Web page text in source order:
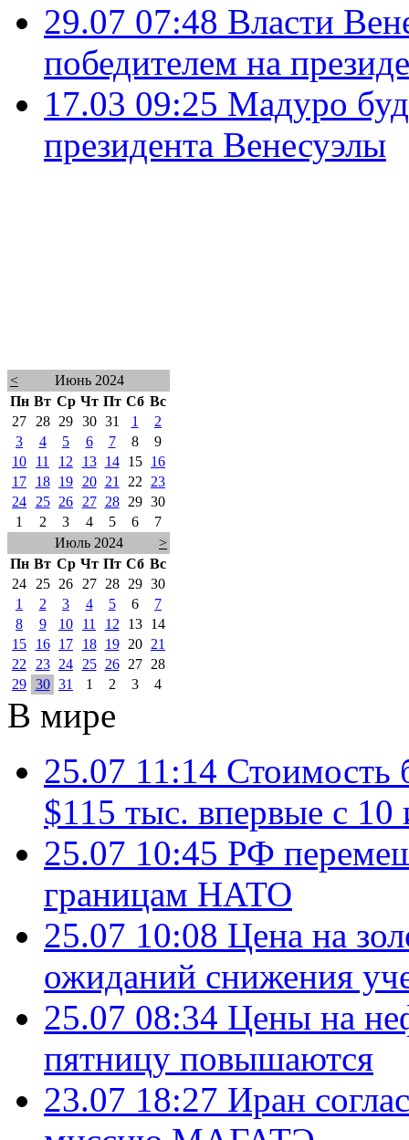
29.07 07:48 Власти
победителем на
17.03 09:25 Мадуро
президента Венесуэлы
<
Июнь 2024
Пн Вт Ср Чт Пт Сб Вс
27
28 29 30 31 1
2
3
4 5 6 7 8
9
10
11 12 13 14 15
16
17
18 19 20 21 22
23
24
25 26 27 28 29 30
1
2 3 4 5 6
7
Июль 2024
>
Пн Вт Ср Чт Пт Сб Вс
24
25 26 27 28 29 30
1
2 3 4 5 6
7
8
9 10 11 12 13
14
15
16 17 18 19 20
21
22
23 24 25 26 27
28
29 30 31 1 2 3 4
В мире
25.07 11:14 Стоимость
$115 тыс. впервые с 10
25.07 10:45 РФ
границам НАТО
25.07 10:08 Цена на
ожиданий снижения
25.07 08:34 Цены на
пятницу повышаются
23.07 18:27 Иран